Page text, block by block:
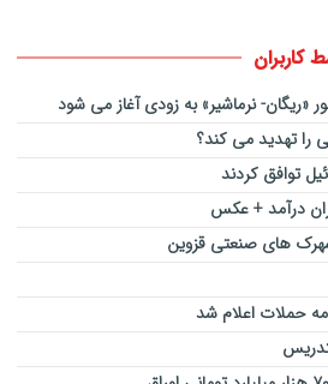
کاربران
«ریگان- نرماشیر» به زودی آغاز می شود
تهدید می کند؟
توافق کردند
درآمد + عکس
حملات اعلام شد